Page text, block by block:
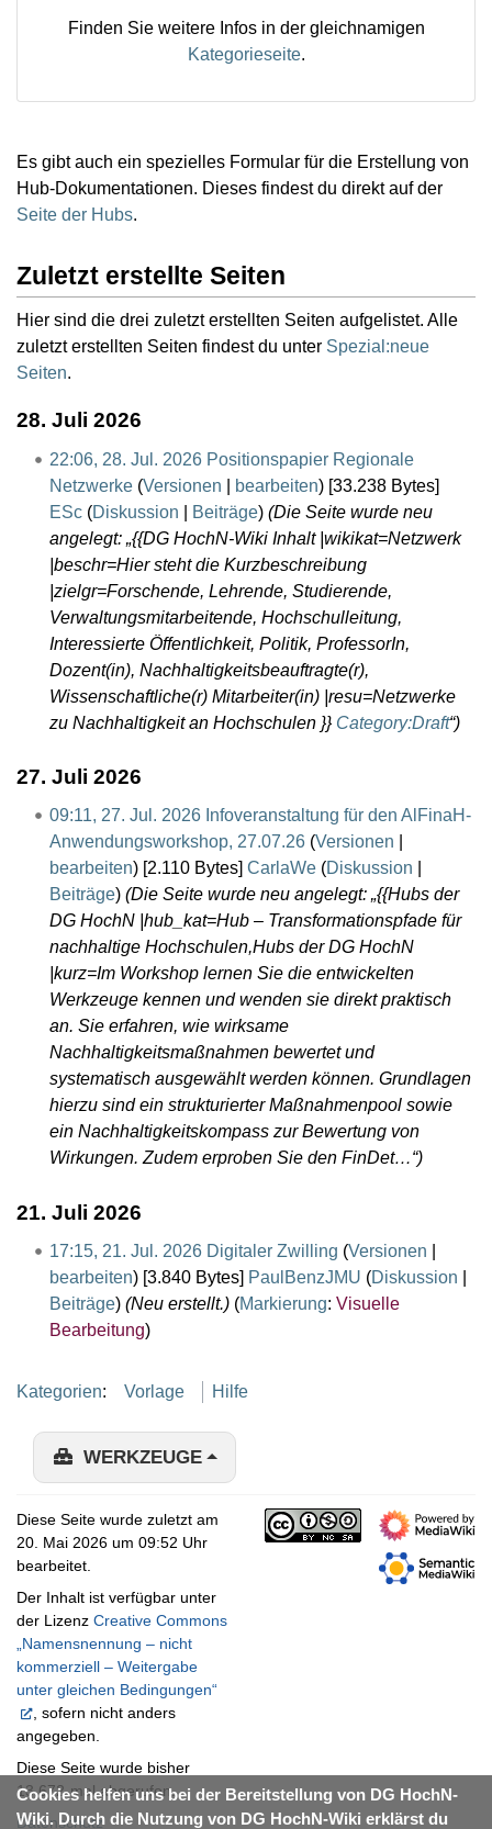
Finden Sie weitere Infos in der gleichnamigen
Kategorieseite.
Es gibt auch ein spezielles Formular für die Erstellung von
Hub-Dokumentationen. Dieses findest du direkt auf der
Seite der Hubs.
Zuletzt erstellte Seiten
Hier sind die drei zuletzt erstellten Seiten aufgelistet. Alle
zuletzt erstellten Seiten findest du unter Spezial:neue
Seiten.
28. Juli 2026
22:06, 28. Jul. 2026 Positionspapier Regionale
Netzwerke(Versionen bearbeiten) [33.238 Bytes]
ESc (Diskussion Beiträge) (Die Seite wurde neu
angelegt: „{{DG HochN-Wiki Inhalt |wikikat=Netzwerk
|beschr=Hier steht die Kurzbeschreibung
|zielgr=Forschende, Lehrende, Studierende,
Verwaltungsmitarbeitende, Hochschulleitung,
Interessierte Öffentlichkeit, Politik, ProfessorIn,
Dozent(in), Nachhaltigkeitsbeauftragte(r),
Wissenschaftliche(r) Mitarbeiter(in) |resu=Netzwerke
zu Nachhaltigkeit an Hochschulen }} Category:Draft“)
27. Juli 2026
09:11, 27. Jul. 2026 Infoveranstaltung für den AlFinaH-
Anwendungsworkshop, 27.07.26(Versionen
bearbeiten) [2.110 Bytes] CarlaWe (Diskussion
Beiträge) (Die Seite wurde neu angelegt: „{{Hubs der
DG HochN |hub_kat=Hub – Transformationspfade für
nachhaltige Hochschulen,Hubs der DG HochN
|kurz=Im Workshop lernen Sie die entwickelten
Werkzeuge kennen und wenden sie direkt praktisch
an. Sie erfahren, wie wirksame
Nachhaltigkeitsmaßnahmen bewertet und
systematisch ausgewählt werden können. Grundlagen
hierzu sind ein strukturierter Maßnahmenpool sowie
ein Nachhaltigkeitskompass zur Bewertung von
Wirkungen. Zudem erproben Sie den FinDet…“)
21. Juli 2026
17:15, 21. Jul. 2026 Digitaler Zwilling (Versionen
bearbeiten) [3.840 Bytes] PaulBenzJMU (Diskussion
Beiträge) (Neu erstellt.) Markierung: Visuelle
Bearbeitung
Cookies helfen uns bei der Bereitstellung von DG HochN-
Wiki. Durch die Nutzung von DG HochN-Wiki erklärst du
Kategorien: Vorlage Hilfe
WERKZEUGE
Diese Seite wurde zuletzt am
20. Mai 2026 um 09:52 Uhr
bearbeitet.
Der Inhalt ist verfügbar unter
der Lizenz Creative Commons
„Namensnennung – nicht
kommerziell – Weitergabe
unter gleichen Bedingungen“
, sofern nicht anders
angegeben.
Diese Seite wurde bisher
13.672-mal abgerufen.
Datenschutz